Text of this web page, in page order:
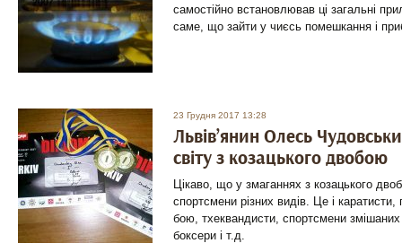
самостійно встановлював ці загальні
саме, що зайти у чиєсь помешкання і
23 Грудня 2017 13:28
Львів’янин Олесь
світу з козацького двобою
Цікаво, що у змаганнях з козацького
спортсмени різних видів. Це і
бою, тхеквандисти, спортсмени змішаних
боксери і т.д.